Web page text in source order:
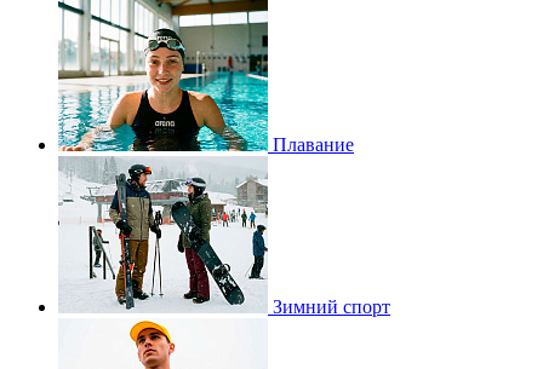
Плавание
Зимний спорт